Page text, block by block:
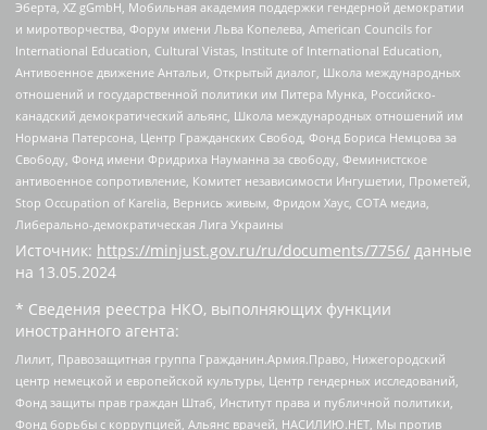
Эберта, XZ gGmbH, Мобильная академия поддержки гендерной демократии
и миротворчества, Форум имени Льва Копелева, American Councils for
International Education, Cultural Vistas, Institute of International Education,
Антивоенное движение Антальи, Открытый диалог, Школа международных
отношений и государственной политики им Питера Мунка, Российско-
канадский демократический альянс, Школа международных отношений им
Нормана Патерсона, Центр Гражданских Свобод, Фонд Бориса Немцова за
Свободу, Фонд имени Фридриха Науманна за свободу, Феминистское
антивоенное сопротивление, Комитет независимости Ингушетии, Прометей,
Stop Occupation of Karelia, Вернись живым, Фридом Хаус, СОТА медиа,
Либерально-демократическая Лига Украины
Источник: https://minjust.gov.ru/ru/documents/7756/ данные
на 13.05.2024
* Сведения реестра НКО, выполняющих функции
иностранного агента:
Лилит, Правозащитная группа Гражданин.Армия.Право, Нижегородский
центр немецкой и европейской культуры, Центр гендерных исследований,
Фонд защиты прав граждан Штаб, Институт права и публичной политики,
Фонд борьбы с коррупцией, Альянс врачей, НАСИЛИЮ.НЕТ, Мы против